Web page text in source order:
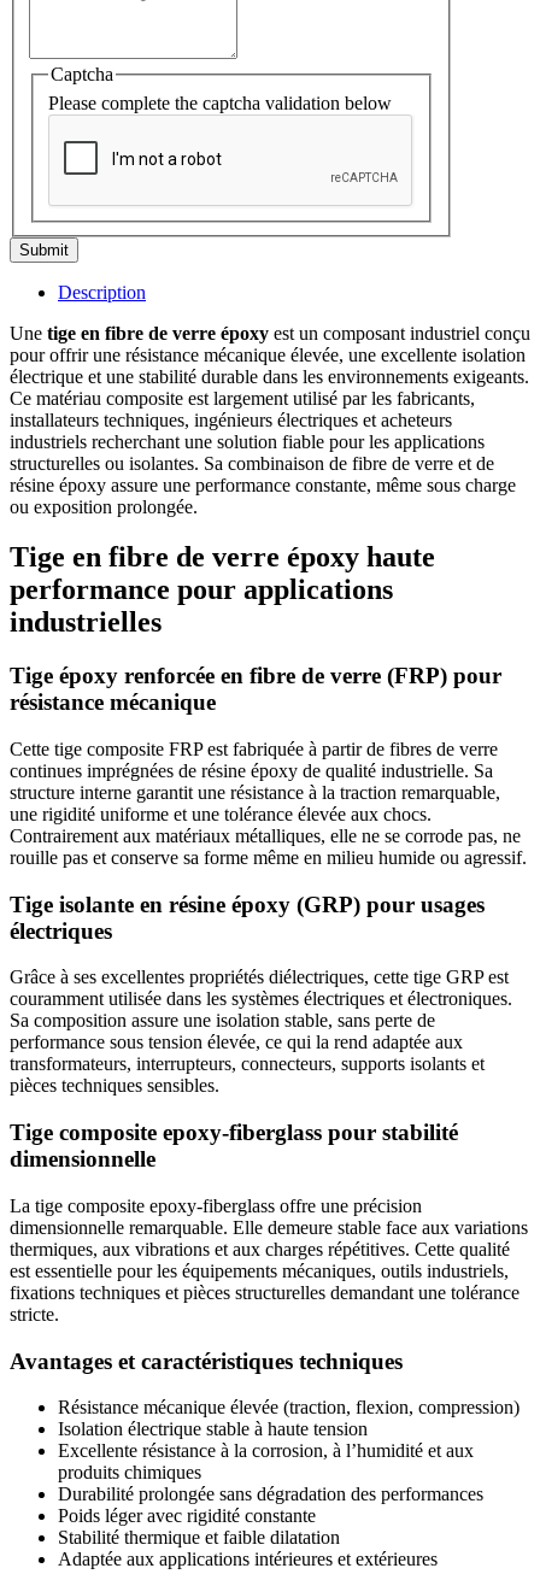
Captcha
Please complete the captcha validation below
Submit
Description
Une tige en fibre de verre époxy est un composant industriel conçu
pour offrir une résistance mécanique élevée, une excellente isolation
électrique et une stabilité durable dans les environnements exigeants.
Ce matériau composite est largement utilisé par les fabricants,
installateurs techniques, ingénieurs électriques et acheteurs
industriels recherchant une solution fiable pour les applications
structurelles ou isolantes. Sa combinaison de fibre de verre et de
résine époxy assure une performance constante, même sous charge
ou exposition prolongée.
Tige en fibre de verre époxy haute
performance pour applications
industrielles
Tige époxy renforcée en fibre de verre (FRP) pour
résistance mécanique
Cette tige composite FRP est fabriquée à partir de fibres de verre
continues imprégnées de résine époxy de qualité industrielle. Sa
structure interne garantit une résistance à la traction remarquable,
une rigidité uniforme et une tolérance élevée aux chocs.
Contrairement aux matériaux métalliques, elle ne se corrode pas, ne
rouille pas et conserve sa forme même en milieu humide ou agressif.
Tige isolante en résine époxy (GRP) pour usages
électriques
Grâce à ses excellentes propriétés diélectriques, cette tige GRP est
couramment utilisée dans les systèmes électriques et électroniques.
Sa composition assure une isolation stable, sans perte de
performance sous tension élevée, ce qui la rend adaptée aux
transformateurs, interrupteurs, connecteurs, supports isolants et
pièces techniques sensibles.
Tige composite epoxy-fiberglass pour stabilité
dimensionnelle
La tige composite epoxy-fiberglass offre une précision
dimensionnelle remarquable. Elle demeure stable face aux variations
thermiques, aux vibrations et aux charges répétitives. Cette qualité
est essentielle pour les équipements mécaniques, outils industriels,
fixations techniques et pièces structurelles demandant une tolérance
stricte.
Avantages et caractéristiques techniques
Résistance mécanique élevée (traction, flexion, compression)
Isolation électrique stable à haute tension
Excellente résistance à la corrosion, à l’humidité et aux
produits chimiques
Durabilité prolongée sans dégradation des performances
Poids léger avec rigidité constante
Stabilité thermique et faible dilatation
Adaptée aux applications intérieures et extérieures